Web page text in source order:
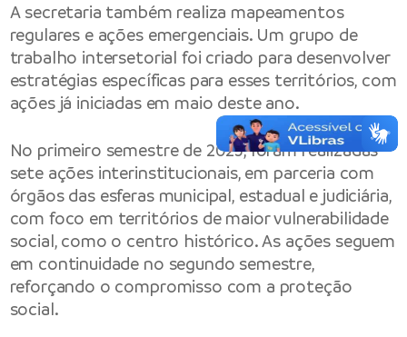
A secretaria também realiza mapeamentos
regulares e ações emergenciais. Um grupo de
trabalho intersetorial foi criado para desenvolver
estratégias específicas para esses territórios, com
ações já iniciadas em maio deste ano.
No primeiro semestre de 2025, foram realizadas
sete ações interinstitucionais, em parceria com
órgãos das esferas municipal, estadual e judiciária,
com foco em territórios de maior vulnerabilidade
social, como o centro histórico. As ações seguem
em continuidade no segundo semestre,
reforçando o compromisso com a proteção
social.